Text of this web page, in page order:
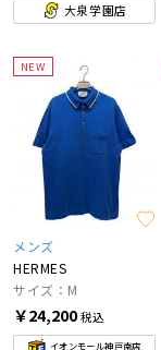
大泉学園店
NEW
メンズ
HERMES
サイズ：M
￥24,200税込
イオンモール神戸南店